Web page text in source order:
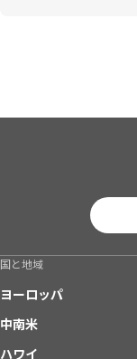
国と地域
ヨーロッパ
中南米
ハワイ